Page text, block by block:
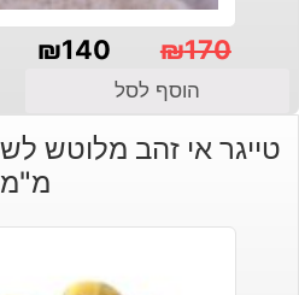
₪170
המקורי
היה:
₪140
הנוכחי
הוא:
הוסף לסל
מ"מ